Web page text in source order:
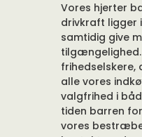
Vores hjerter
drivkraft ligger
samtidig give
frihedselskere,
alle vores
valgfrihed i
tiden barren
vores